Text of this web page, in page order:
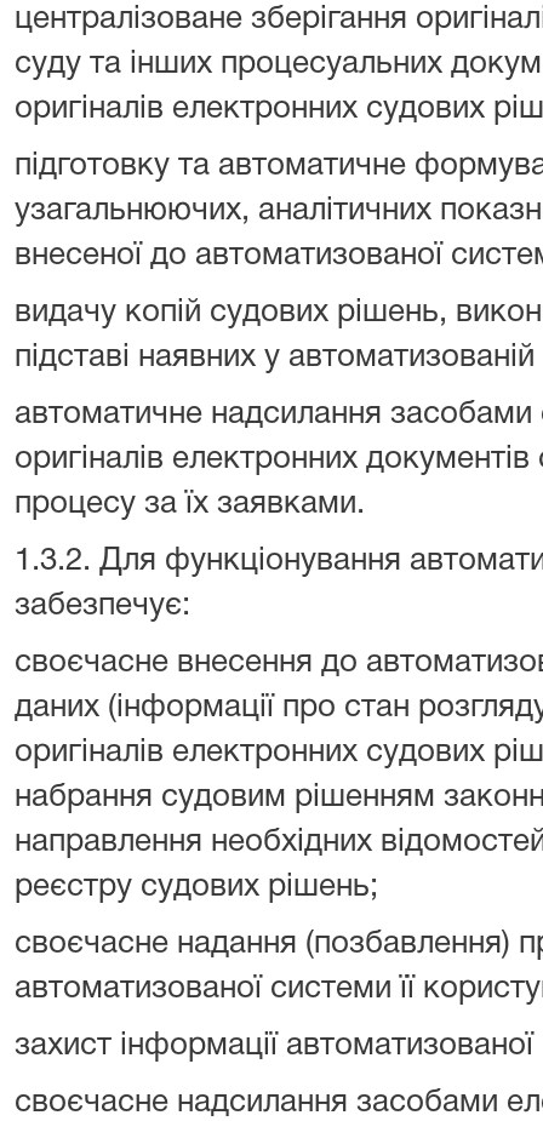
централізоване зберігання
суду та інших процесуальних
оригіналів електронних судових
підготовку та автоматичне
узагальнюючих, аналітичних
внесеної до автоматизованої
видачу копій судових рішень,
підставі наявних у
автоматичне надсилання засобами
оригіналів електронних
процесу за їх заявками.
1.3.2. Для функціонування
забезпечує:
своєчасне внесення до
даних (інформації про стан
оригіналів електронних судових
набрання судовим рішенням
направлення необхідних
реєстру судових рішень;
своєчасне надання (позбавлення)
автоматизованої системи її
захист інформації
своєчасне надсилання засобами